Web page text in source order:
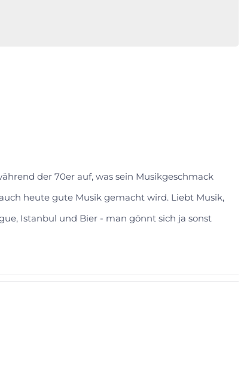
der 70er auf, was sein Musikgeschmack
heute gute Musik gemacht wird. Liebt Musik,
Istanbul und Bier - man gönnt sich ja sonst